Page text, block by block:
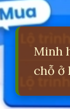
Minh
chỗ ở